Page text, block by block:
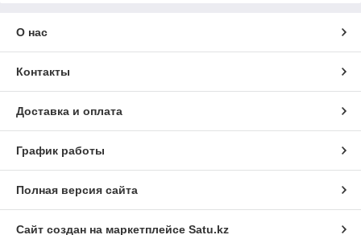
О нас
Контакты
Доставка и оплата
График работы
Полная версия сайта
Сайт создан на маркетплейсе Satu.kz